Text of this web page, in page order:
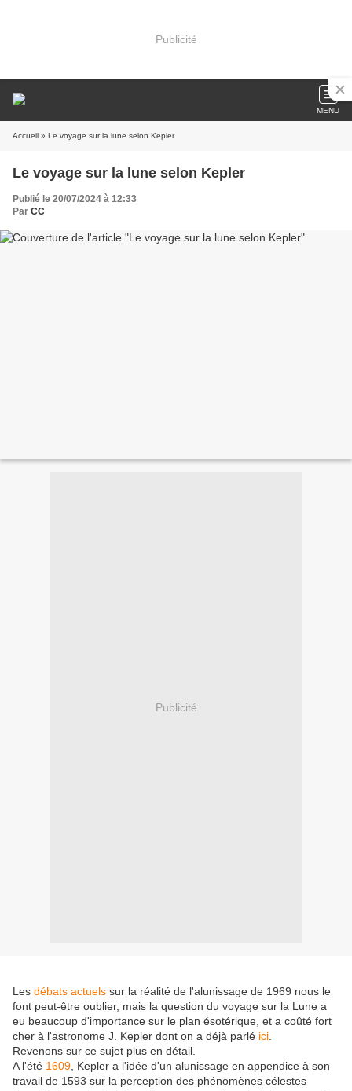
Publicité
MENU
Accueil » Le voyage sur la lune selon Kepler
Le voyage sur la lune selon Kepler
Publié le 20/07/2024 à 12:33
Par CC
Publicité
Les débats actuels sur la réalité de l'alunissage de 1969 nous le
font peut-être oublier, mais la question du voyage sur la Lune a
eu beaucoup d'importance sur le plan ésotérique, et a coûté fort
cher à l'astronome J. Kepler dont on a déjà parlé ici
Revenons sur ce sujet plus en détail.
A l'été 1609 , Kepler a l'idée d'un alunissage en appendice à son
travail de 1593 sur la perception des phénomènes célestes